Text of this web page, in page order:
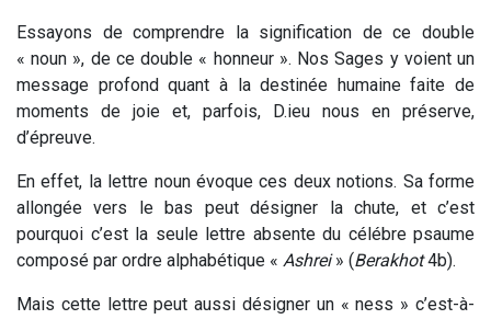
Essayons de comprendre la signification de ce double
« noun », de ce double « honneur ». Nos Sages y voient un
message profond quant à la destinée humaine faite de
moments de joie et, parfois, D.ieu nous en préserve,
d’épreuve.
En effet, la lettre noun évoque ces deux notions. Sa forme
allongée vers le bas peut désigner la chute, et c’est
pourquoi c’est la seule lettre absente du célébre psaume
composé par ordre alphabétique « Ashrei» (Berakhot4b).
Mais cette lettre peut aussi désigner un « ness » c’est-à-